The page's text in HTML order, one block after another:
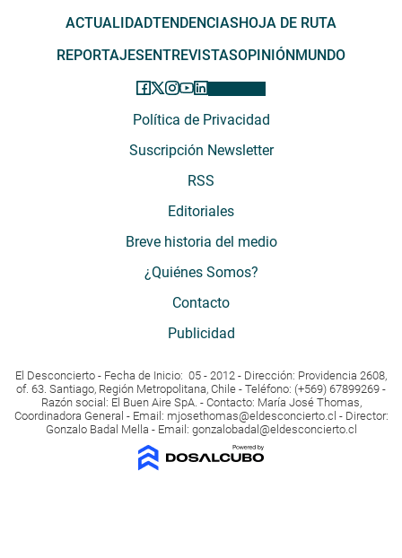
ACTUALIDADTENDENCIASHOJA DE RUTA
REPORTAJESENTREVISTASOPINIÓNMUNDO
Política de Privacidad
Suscripción Newsletter
RSS
Editoriales
Breve historia del medio
¿Quiénes Somos?
Contacto
Publicidad
El Desconcierto - Fecha de Inicio: 05 - 2012 - Dirección: Providencia 2608,
of. 63. Santiago, Región Metropolitana, Chile - Teléfono: (+569) 67899269 -
Razón social: El Buen Aire SpA. - Contacto: María José Thomas,
Coordinadora General - Email: mjosethomas@eldesconcierto.cl - Director:
Gonzalo Badal Mella - Email: gonzalobadal@eldesconcierto.cl